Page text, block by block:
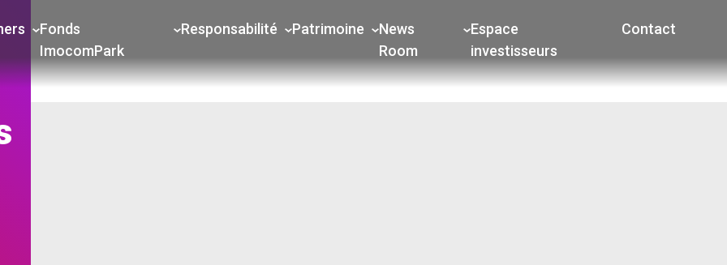
Fonds
ImocomPark
Responsabilité Patrimoine
News
Room
Espace
investisseurs
Contact